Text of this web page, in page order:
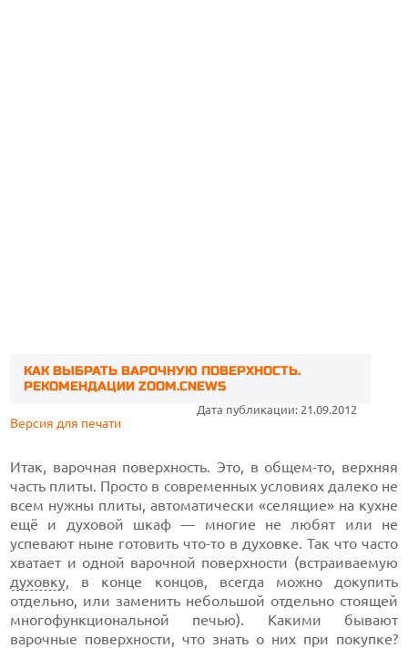
КАК ВЫБРАТЬ ВАРОЧНУЮ ПОВЕРХНОСТЬ.
РЕКОМЕНДАЦИИ ZOOM.CNEWS
Дата публикации: 21.09.2012
Версия для печати
Итак, варочная поверхность. Это, в общем-то, верхняя
часть плиты. Просто в современных условиях далеко не
всем нужны плиты, автоматически «селящие» на кухне
ещё и духовой шкаф — многие не любят или не
успевают ныне готовить что-то в духовке. Так что часто
хватает и одной варочной поверхности (встраиваемую
духовку, в конце концов, всегда можно докупить
отдельно, или заменить небольшой отдельно стоящей
многофункциональной печью). Какими бывают
варочные поверхности, что знать о них при покупке?